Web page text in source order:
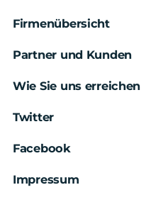
Firmenübersicht
Partner und Kunden
Wie Sie uns erreichen
Twitter
Facebook
Impressum